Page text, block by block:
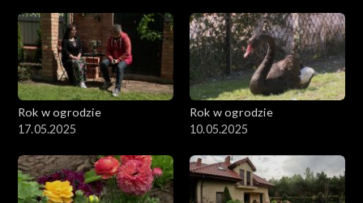
Rok w ogrodzie
17.05.2025
Rok w ogrodzie
10.05.2025